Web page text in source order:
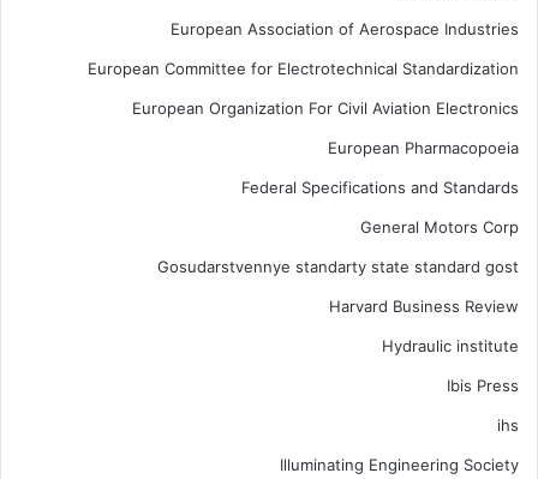
European Association of Aerospace Industries
European Committee for Electrotechnical Standardization
European Organization For Civil Aviation Electronics
European Pharmacopoeia
Federal Specifications and Standards
General Motors Corp
Gosudarstvennye standarty state standard gost
Harvard Business Review
Hydraulic institute
Ibis Press
ihs
Illuminating Engineering Society